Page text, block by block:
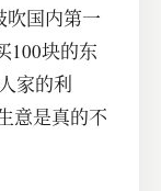
吹国内第一
100块的东
家的利
意是真的不